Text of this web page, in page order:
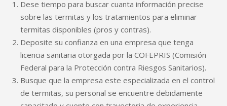
Dese tiempo para buscar cuanta información precise
sobre las termitas y los tratamientos para eliminar
termitas disponibles (pros y contras).
Deposite su confianza en una empresa que tenga
licencia sanitaria otorgada por la COFEPRIS (Comisión
Federal para la Protección contra Riesgos Sanitarios).
Busque que la empresa este especializada en el control
de termitas, su personal se encuentre debidamente